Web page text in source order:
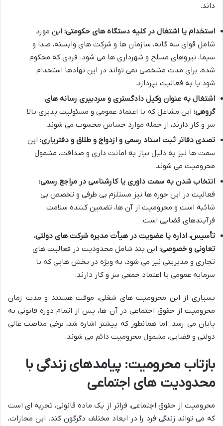
داند.
استخدام یا اشتغال در کلیه دستگاه های حکومتی: این مورد
شامل قوای سه گانه، سازمان ها و شرکت های وابسته، صدا و
سیما، نیروهای مسلح و شهرداری ها می شود. فردی که محکوم
شده، برای مدت مشخصی نمی تواند در این نهادها استخدام
شود یا به فعالیت بپردازد.
اشتغال به عنوان وکیل دادگستری و سردبیری رسانه های
گروهی: این مشاغل که با اعتماد عمومی و مسئولیت پذیری بالا
سر و کار دارند، از جمله موارد حساس محسوب می شوند.
تصدی دفاتر ثبت اسناد رسمی و ازدواج و طلاق و دفتریاری: این
سمت ها نیز به دلیل نیاز به امانت داری و صداقت، مشمول
محرومیت می شوند.
انتخاب شدن به سمت داوری یا کارشناسی در مراجع رسمی:
فعالیت در این حوزه ها نیز مستلزم بی طرفی و تخصص بی
شائبه است و محرومیت از آن ها، تضمین کننده سلامت
فرآیندهای قضایی است.
تأسیس، اداره یا عضویت در هیأت مدیره شرکت های دولتی،
تعاونی و خصوصی: این بند شامل محدودیت در فعالیت های
تجاری و مدیریتی نیز می شود، به ویژه در بخش هایی که با
سرمایه عمومی یا اعتماد جمعی سر و کار دارند.
بسیاری از این محرومیت های شغلی، موقتهستند و مدت زمان
محرومیت از حقوق اجتماعی در آن ها، پس از اتمام دوره قانونی به
پایان می رسد. اما همانطور که پیشتر اشاره شد، برخی مناصب عالی
دولتی و قضایی، مشمول محرومیت دائم می شوند.
بازتاب محرومیت: پیامدهای زندگی با
محدودیت های اجتماعی
محرومیت از حقوق اجتماعی، فراتر از یک ماده قانونی، تجربه ای است
که می تواند زندگی فرد را در ابعاد مختلف دگرگون کند. این مجازات،